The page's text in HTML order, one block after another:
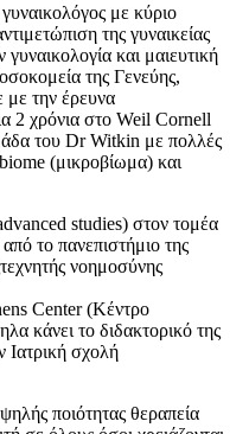
με κύριο
της γυναικείας
και μαιευτική
της Γενεύης​,​
την έρευνα
2 χρόνια στο Weil Cornell
του Dr Witkin με πολλές
(μικροβίωμα) και
studies) στον τομέα
το πανεπιστήμιο της
νοημοσύνης
Center (Κέντρο
κάνει το διδακτορικό της
Ιατρική σχολή
ποιότητας θεραπεία